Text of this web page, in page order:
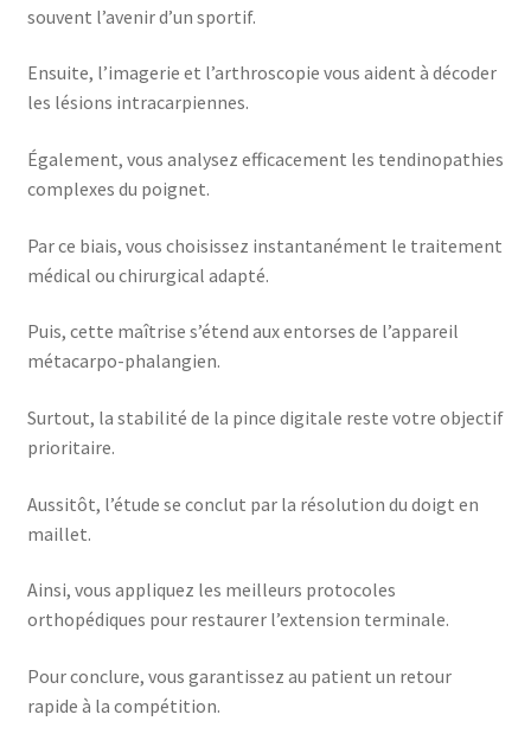
souvent l’avenir d’un sportif.
Ensuite, l’imagerie et l’arthroscopie vous aident à décoder
les lésions intracarpiennes.
Également, vous analysez efficacement les tendinopathies
complexes du poignet.
Par ce biais, vous choisissez instantanément le traitement
médical ou chirurgical adapté.
Puis, cette maîtrise s’étend aux entorses de l’appareil
métacarpo-phalangien.
Surtout, la stabilité de la pince digitale reste votre objectif
prioritaire.
Aussitôt, l’étude se conclut par la résolution du doigt en
maillet.
Ainsi, vous appliquez les meilleurs protocoles
orthopédiques pour restaurer l’extension terminale.
Pour conclure, vous garantissez au patient un retour
rapide à la compétition.